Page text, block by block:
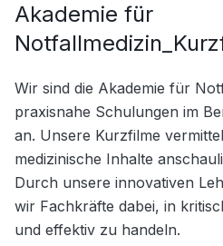
Akademie für
Wir sind die Akademie für
praxisnahe Schulungen im
an. Unsere Kurzfilme
medizinische Inhalte
Durch unsere innovativen
wir Fachkräfte dabei, in
und effektiv zu handeln.